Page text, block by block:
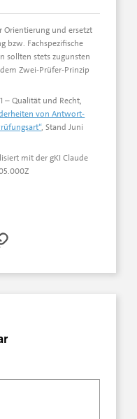
Orientierung und ersetzt
bzw. Fachspezifische
sollten stets zugunsten
Zwei-Prüfer-Prinzip
– Qualität und Recht,
von Antwort-
, Stand Juni
mit der gKI Claude